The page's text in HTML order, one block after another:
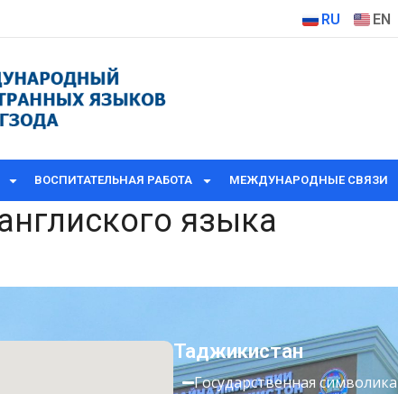
RU EN
ВОСПИТАТЕЛЬНАЯ РАБОТА МЕЖДУНАРОДНЫЕ СВЯЗИ
языка
Таджикистан
Государственная символика